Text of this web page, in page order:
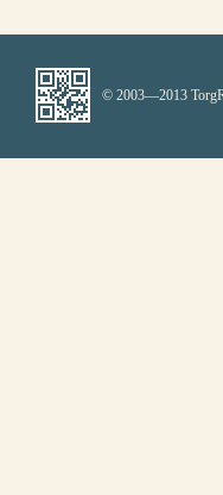
© 2003—2013